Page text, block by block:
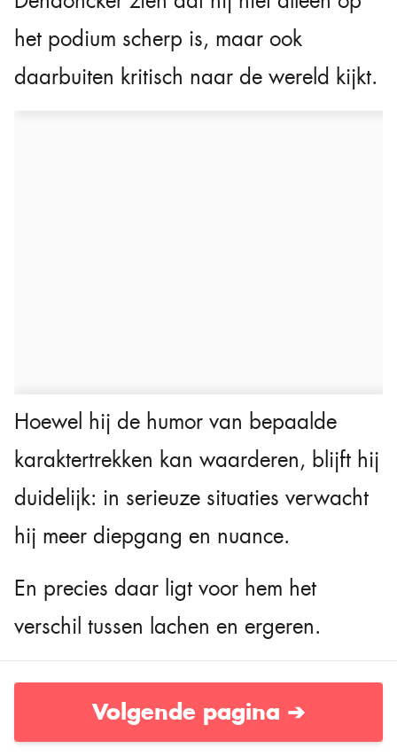
het podium scherp is, maar ook
daarbuiten kritisch naar de wereld kijkt.
Hoewel hij de humor van bepaalde
karaktertrekken kan waarderen, blijft hij
duidelijk: in serieuze situaties verwacht
hij meer diepgang en nuance.
En precies daar ligt voor hem het
verschil tussen lachen en ergeren.
Volgende pagina ➔